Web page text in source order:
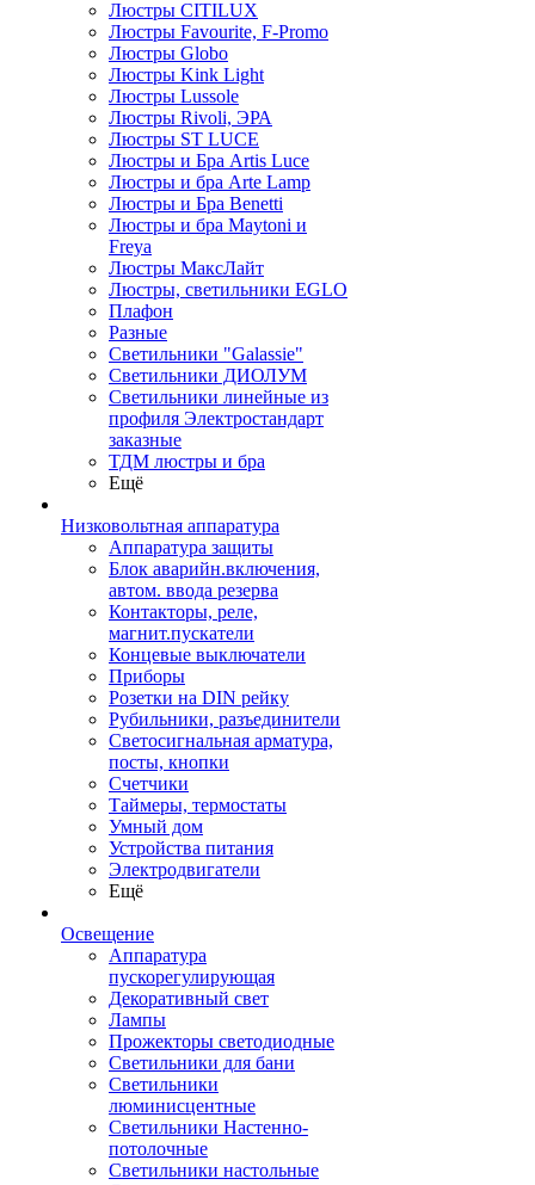
Люстры CITILUX
Люстры Favourite, F-Promo
Люстры Globo
Люстры Kink Light
Люстры Lussole
Люстры Rivoli, ЭРА
Люстры ST LUCE
Люстры и Бра Artis Luce
Люстры и бра Arte Lamp
Люстры и Бра Benetti
Люстры и бра Maytoni и
Freya
Люстры МаксЛайт
Люстры, светильники EGLO
Плафон
Разные
Светильники "Galassie"
Светильники ДИОЛУМ
Светильники линейные из
профиля Электростандарт
заказные
ТДМ люстры и бра
Ещё
Низковольтная аппаратура
Аппаратура защиты
Блок аварийн.включения,
автом. ввода резерва
Контакторы, реле,
магнит.пускатели
Концевые выключатели
Приборы
Розетки на DIN рейку
Рубильники, разъединители
Светосигнальная арматура,
посты, кнопки
Счетчики
Таймеры, термостаты
Умный дом
Устройства питания
Электродвигатели
Ещё
Освещение
Аппаратура
пускорегулирующая
Декоративный свет
Лампы
Прожекторы светодиодные
Светильники для бани
Светильники
люминисцентные
Светильники Настенно-
потолочные
Светильники настольные